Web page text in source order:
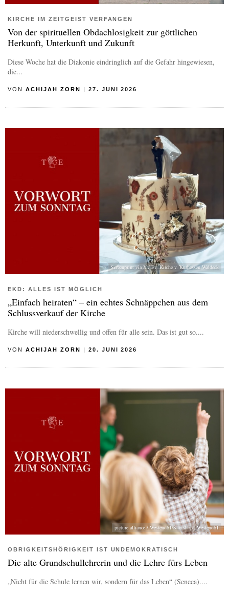
KIRCHE IM ZEITGEIST VERFANGEN
Von der spirituellen Obdachlosigkeit zur göttlichen
Herkunft, Unterkunft und Zukunft
Diese Woche hat die Diakonie eindringlich auf die Gefahr hingewiesen,
die...
VON ACHIJAH ZORN | 27. JUNI 2026
Screenprint via X / Ev. Kirche v. Kurhessen Waldeck
EKD: ALLES IST MÖGLICH
„Einfach heiraten“ – ein echtes Schnäppchen aus dem
Schlussverkauf der Kirche
Kirche will niederschwellig und offen für alle sein. Das ist gut so....
VON ACHIJAH ZORN | 20. JUNI 2026
picture alliance / Westend61/Shotshop | Westend61
OBRIGKEITSHÖRIGKEIT IST UNDEMOKRATISCH
Die alte Grundschullehrerin und die Lehre fürs Leben
„Nicht für die Schule lernen wir, sondern für das Leben“ (Seneca)....